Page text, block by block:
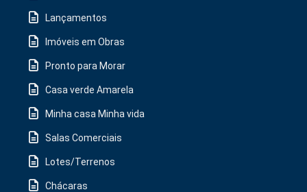
Lançamentos
Imóveis em Obras
Pronto para Morar
Casa verde Amarela
Minha casa Minha vida
Salas Comerciais
Lotes/Terrenos
Chácaras